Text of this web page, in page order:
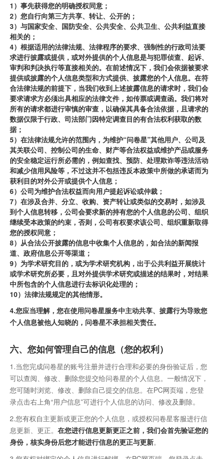
1）事先获得您的明确授权同意；
2）您自行向第三方共享、转让、公开的；
3）与国家安全、国防安全、公共安全、公共卫生、公共利益直接
相关的；
4）根据适用的法律法规、法律程序的要求、强制性的行政司法要
求进行披露或提供，或对外提供的个人信息是与犯罪侦查、起诉、
审判和判决执行等直接相关的。在前述情况下，我们会依据被要求
提供或披露的个人信息类型和方式提供、披露您的个人信息。在符
合法律法规的前提下，当我们收到上述披露信息的请求时，我们会
要求请求方必须出具相应的法律文件，如传票或调查函。我们将对
所有的请求都进行审慎的审查，以确保其具备合法依据，且请求的
数据仅限于行政、司法部门因特定调查目的有合法权利获取的数
据；
5）在法律法规允许的范围内，为维护“问卷星”其他用户、公司及
其关联公司、控制公司的生命、财产等合法权益或维护产品或服务
的安全稳定运行所必需的，例如查找、预防、处理欺诈等违法活动
和减少信用风险等，不过这并不包括违反本政策中所做的承诺而为
获利目的对外公开或提供个人信息；
6）公司为维护合法权益而向用户提起诉讼或仲裁；
7）在涉及合并、分立、收购、资产转让或类似的交易时，如涉及
到个人信息转移，公司会要求新的持有您的个人信息的公司、组织
继续受本政策的约束，否则，公司有权要求该公司、组织重新取得
您的授权同意；
8）从合法公开披露的信息中收集个人信息的，如合法的新闻报
道、政府信息公开等渠道；
9）为学术研究目的，或为学术研究机构，出于公共利益开展统计
或学术研究所必要，且对外提供学术研究或描述的结果时，对结果
中所包含的个人信息进行去标识化处理的；
10）法律法规规定的其他情形。
4.您应当理解，您在使用问卷星服务中主动共享、披露行为导致您
个人信息被他人知晓的，问卷星不承担相关责任。
六、您如何管理自己的信息（您的权利）
1.当您完成问卷星的账号注册并进行合理和必要的身份验证后，您
可以查阅、修改、删除您提交给问卷星的个人信息。一般情况下，
您可随时浏览、修改、删除自己提交的信息。在PC网页端，您登
录点击右上角“用户信息”可进行个人信息的访问、修改及删除。
2.您有权自主更新或更正您的个人信息，或授权问卷星客服进行信
息更新、更正。 在您进行信息更新更正之前，我们会首先验证您的
身份，核实身份后您才能进行信息的更正与更新。